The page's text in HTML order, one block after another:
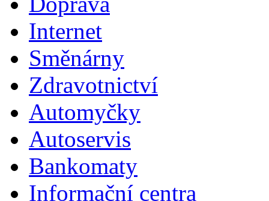
Internet
Směnárny
Zdravotnictví
Automyčky
Autoservis
Bankomaty
Informační centra